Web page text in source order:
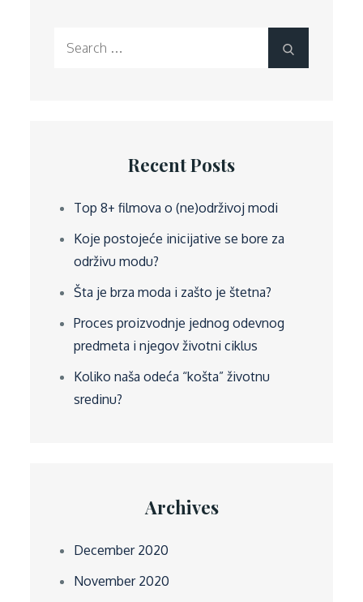
Recent Posts
Top 8+ filmova o (ne)održivoj modi
Koje postojeće inicijative se bore za
održivu modu?
Šta je brza moda i zašto je štetna?
Proces proizvodnje jednog odevnog
predmeta i njegov životni ciklus
Koliko naša odeća “košta” životnu
sredinu?
Archives
December 2020
November 2020